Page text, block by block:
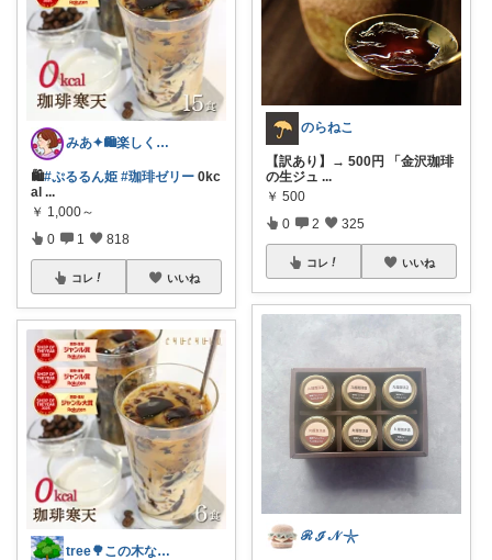
みあ✦🛍️楽しくお買い物
🛍️#ぷるるん姫 #珈琲ゼリー 0kc
al ...
￥ 1,000～
0 1 818
コレ いいね
tree🌳この木なんの木🙆‍♀️🌳
のらねこ
【訳あり】→ 500円 「金沢珈琲
の生ジュ ...
￥ 500
0 2 325
コレ いいね
ℛ ℐ 𝒩 𓇼